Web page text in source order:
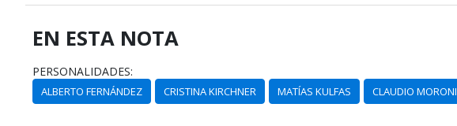
EN ESTA NOTA
PERSONALIDADES:
ALBERTO FERNÁNDEZ CRISTINA KIRCHNER MATÍAS KULFAS CLAUDIO MORONI